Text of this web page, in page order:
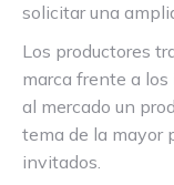
solicitar una
Los productores
marca frente a
al mercado un
tema de la mayor
invitados.